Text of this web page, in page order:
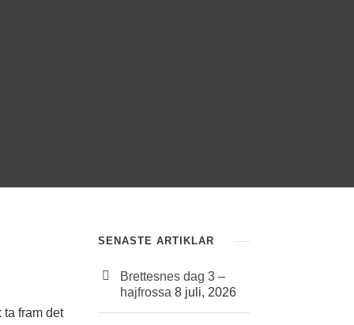
ta fram det
SENASTE ARTIKLAR
Brettesnes dag 3 –
hajfrossa 8 juli, 2026